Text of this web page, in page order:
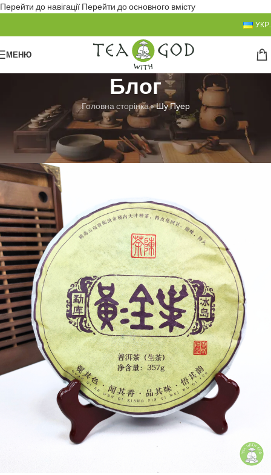
Перейти до навігації Перейти до основного вмісту
УКР.
МЕНЮ
Блог
Головна сторінка»Шу Пуер
БЕЗ РУБРИКИ
Шу Пуер
Любовь ТроянУвімкнено 02.02.2024